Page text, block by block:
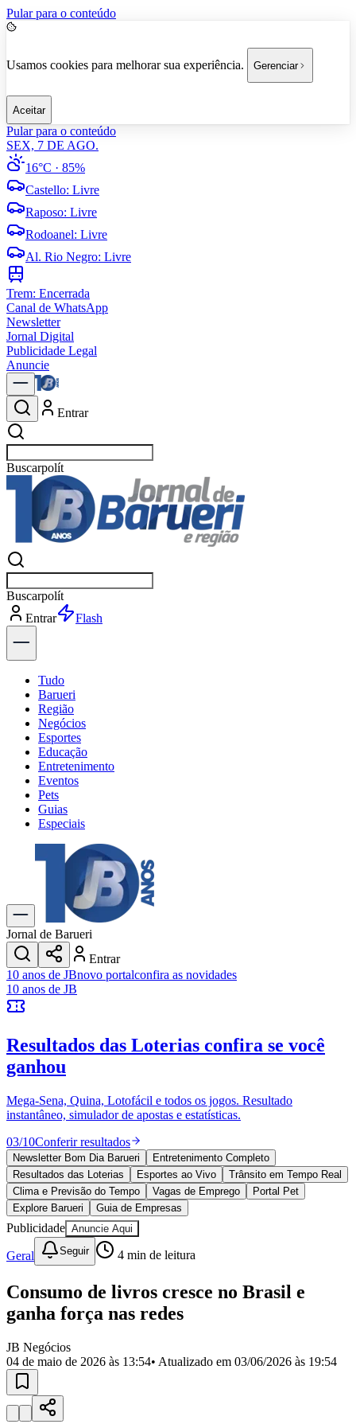
Pular para o conteúdo
Usamos cookies para melhorar sua experiência. Gerenciar
Aceitar
Pular para o conteúdo
SEX, 7 DE AGO.
16°C · 85%
Castello: Livre
Raposo: Livre
Rodoanel: Livre
Al. Rio Negro: Livre
Trem: Encerrada
Canal de WhatsApp
Newsletter
Jornal Digital
Publicidade Legal
Anuncie
Entrar
Buscarnotícias em
Buscarnotícias em
Entrar
Explorar
Tudo
Barueri
Região
Negócios
Esportes
Educação
Entretenimento
Eventos
Pets
Guias
Especiais
Explore Tudo
Últimas Notícias
Previsão do Tempo
Trânsito e Rotas
Dia a Dia & Lazer
Transportes
Gastronomia
Cinema & Shows
JogosNovo
Anuncie no Portal
Cadastrar Empresa
Divulgar Vagas
Política
Esportes
Saúde
Segurança
Cultura
Meio Ambiente
Obras
Educação
Bairros de Barueri
Selecione sua região Para notícias da sua região
JubranBelval
VistaCalifórniaCarapicuíbaCentroChácaras MarcoCidades da
Região
Militar
Califórnia Jardim dos Altos
Esperança Jardim Graziela
Jornal de Barueri
Entrar
10 anos de JBnovo portalconfira as novidades
10 anos de JB
Resultados das Loterias confira se você
ganhou
Mega-Sena, Quina, Lotofácil e todos os jogos. Resultado
instantâneo, simulador de apostas e estatísticas.
03/10Conferir resultados
Newsletter Bom Dia Barueri
Entretenimento Completo
Resultados das Loterias
Esportes ao Vivo
Trânsito em Tempo Real
Clima e Previsão do Tempo
Vagas de Emprego
Portal Pet
Explore Barueri
Guia de Empresas
Publicidade Anuncie Aqui
Geral Seguir 4 min de leitura
Consumo de livros cresce no Brasil e
ganha força nas redes
JB Negócios
04 de maio de 2026 às 13:54• Atualizado em 03/06/2026 às 19:54